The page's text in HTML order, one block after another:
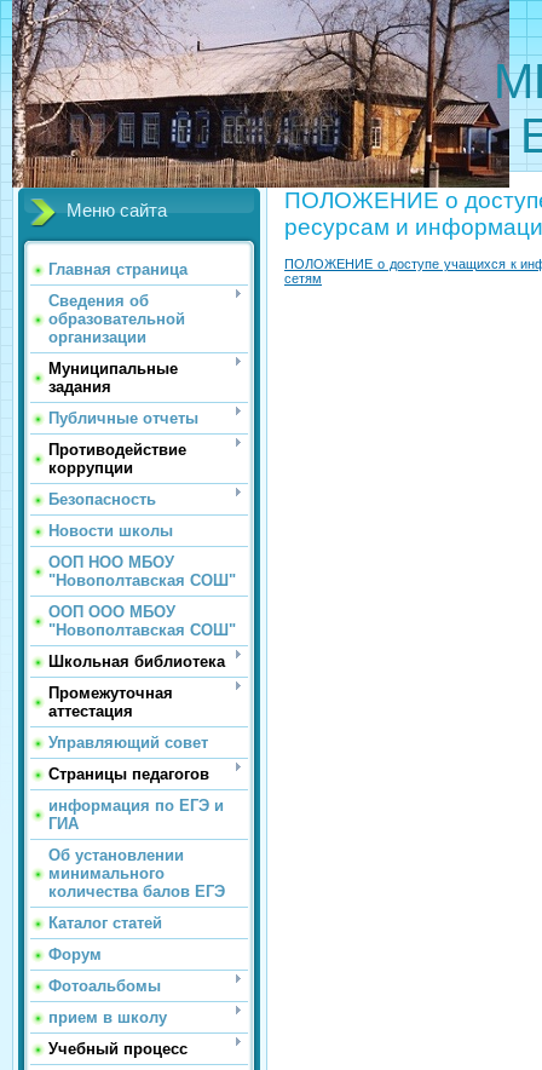
МБОУ
Меню сайта
Главная страница
Сведения об
образовательной
организации
Муниципальные
задания
Публичные отчеты
Противодействие
коррупции
Безопасность
Новости школы
ООП НОО МБОУ
"Новополтавская СОШ"
ООП ООО МБОУ
"Новополтавская СОШ"
Школьная библиотека
Промежуточная
аттестация
Управляющий совет
Страницы педагогов
информация по ЕГЭ и
ГИА
Об установлении
минимального
количества балов ЕГЭ
Каталог статей
Форум
Фотоальбомы
прием в школу
Учебный процесс
ПОЛОЖЕНИЕ о
ресурсам и
ПОЛОЖЕНИЕ о доступе учащихся к
сетям